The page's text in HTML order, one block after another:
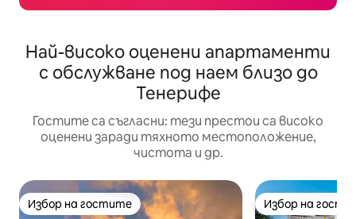
Най-високо оценени апартаменти
с обслужване под наем близо до
Тенерифе
Гостите са съгласни: тези престои са високо
оценени заради тяхното местоположение,
чистота и др.
Избор на гостите
Избор на гостите Избор на
Избор на